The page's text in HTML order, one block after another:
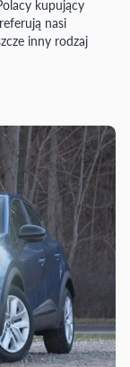
kupujący
nasi
inny rodzaj